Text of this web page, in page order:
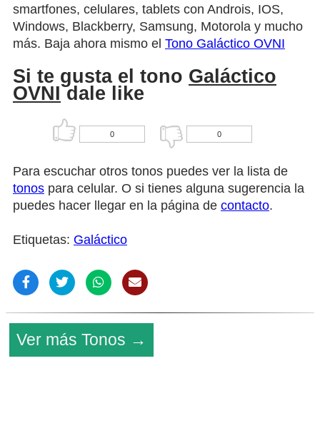
smartfones, celulares, tablets con Androis, IOS,
Windows, Blackberry, Samsung, Motorola y mucho
más. Baja ahora mismo el Tono Galáctico OVNI
Si te gusta el tono Galáctico
OVNIdale like
0 0
Para escuchar otros tonos puedes ver la lista de
tonos para celular. O si tienes alguna sugerencia la
puedes hacer llegar en la página de contacto.
Etiquetas: Galáctico
Ver más Tonos →